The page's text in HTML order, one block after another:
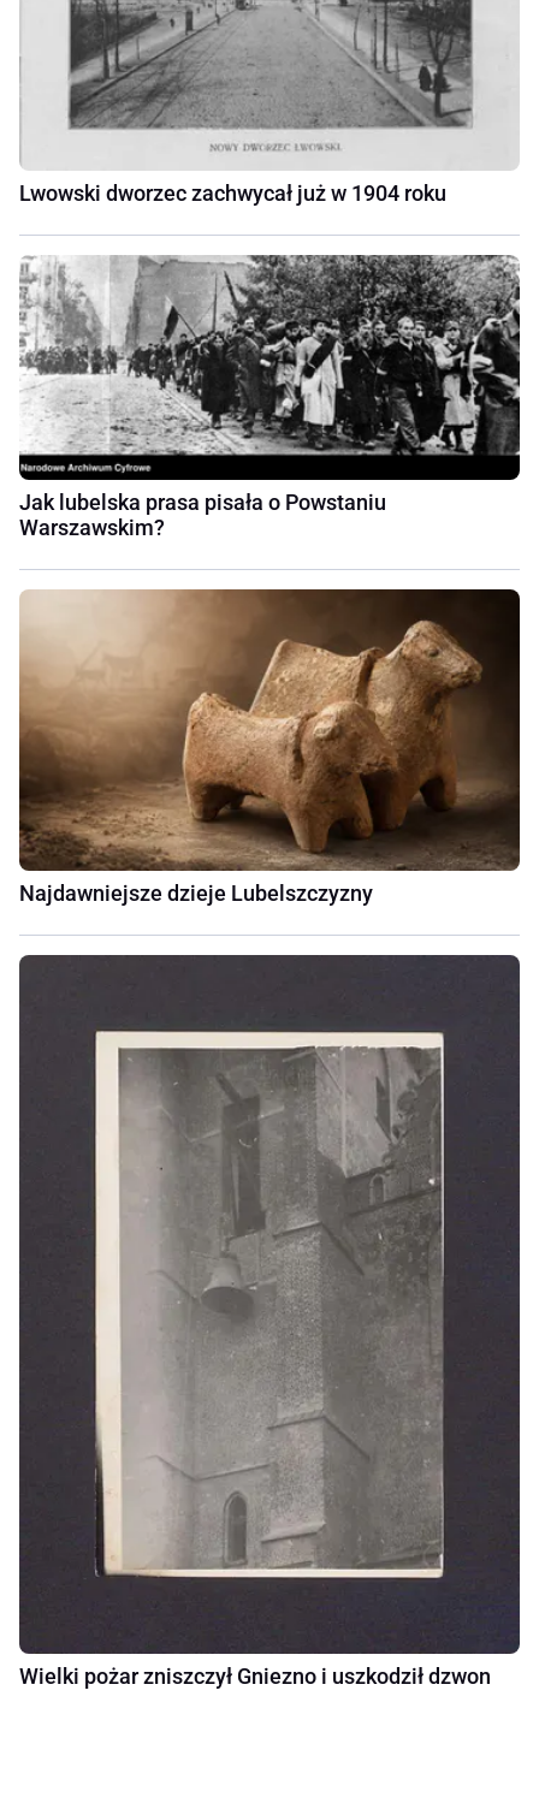
Lwowski dworzec zachwycał już w 1904 roku
Jak lubelska prasa pisała o Powstaniu
Warszawskim?
Najdawniejsze dzieje Lubelszczyzny
Wielki pożar zniszczył Gniezno i uszkodził dzwon